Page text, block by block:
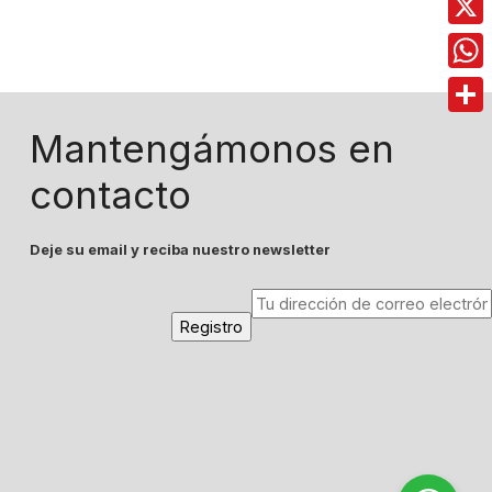
Mantengámonos en
contacto
Deje su email y reciba nuestro newsletter
X